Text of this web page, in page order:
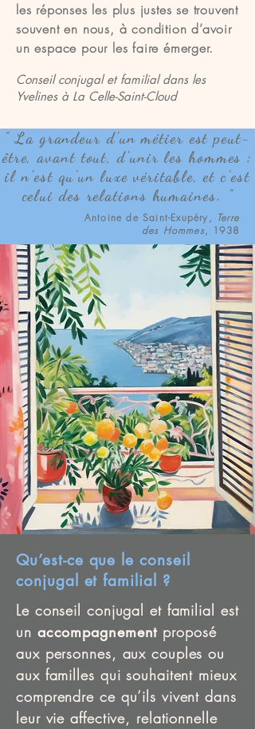
les réponses les plus justes se trouvent
souvent en nous, à condition d’avoir
un espace pour les faire émerger.
Conseil conjugal et familial dans les
Yvelines à La Celle-Saint-Cloud
" La grandeur d'un métier est peut-
être, avant tout, d'unir les hommes ;
il n'est qu'un luxe véritable, et c'est
celui des relations humaines. "
Antoine de Saint-Exupéry, Terre
des Hommes, 1938
Qu’est-ce que le conseil
conjugal et familial ?
Le conseil conjugal et familial est
un accompagnement proposé
aux personnes, aux couples ou
aux familles qui souhaitent mieux
comprendre ce qu’ils vivent dans
leur vie affective, relationnelle